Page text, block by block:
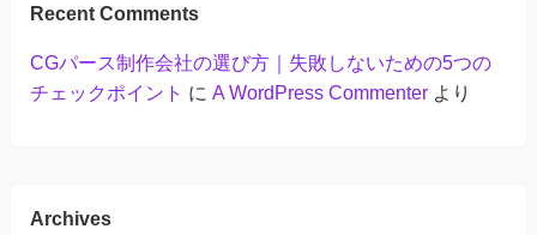
Recent Comments
CGパース制作会社の選び方｜失敗しないための5つの
チェックポイント に A WordPress Commenterより
Archives